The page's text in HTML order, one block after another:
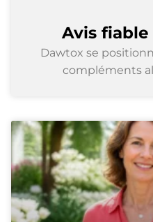
Avis
Dawtox se
compléments